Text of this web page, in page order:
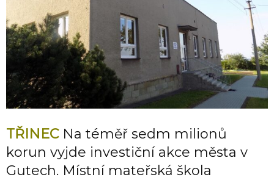
TŘINECNa téměř sedm milionů
korun vyjde investiční akce města v
Gutech. Místní mateřská škola